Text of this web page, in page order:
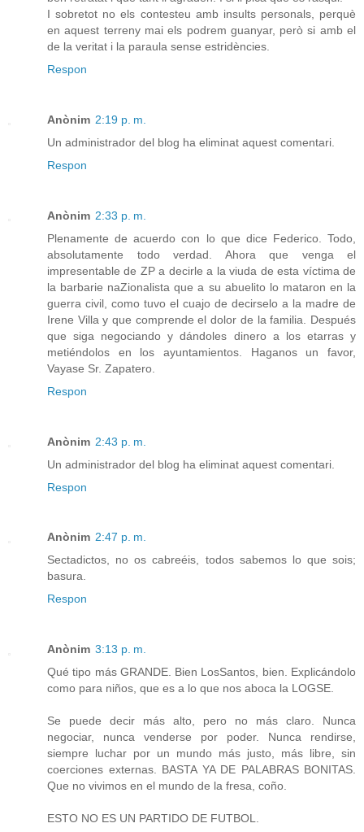
I sobretot no els contesteu amb insults personals, perquè
en aquest terreny mai els podrem guanyar, però si amb el
de la veritat i la paraula sense estridències.
Respon
Anònim 2:19 p. m.
Un administrador del blog ha eliminat aquest comentari.
Respon
Anònim 2:33 p. m.
Plenamente de acuerdo con lo que dice Federico. Todo,
absolutamente todo verdad. Ahora que venga el
impresentable de ZP a decirle a la viuda de esta víctima de
la barbarie naZionalista que a su abuelito lo mataron en la
guerra civil, como tuvo el cuajo de decirselo a la madre de
Irene Villa y que comprende el dolor de la familia. Después
que siga negociando y dándoles dinero a los etarras y
metiéndolos en los ayuntamientos. Haganos un favor,
Vayase Sr. Zapatero.
Respon
Anònim 2:43 p. m.
Un administrador del blog ha eliminat aquest comentari.
Respon
Anònim 2:47 p. m.
Sectadictos, no os cabreéis, todos sabemos lo que sois;
basura.
Respon
Anònim 3:13 p. m.
Qué tipo más GRANDE. Bien LosSantos, bien. Explicándolo
como para niños, que es a lo que nos aboca la LOGSE.
Se puede decir más alto, pero no más claro. Nunca
negociar, nunca venderse por poder. Nunca rendirse,
siempre luchar por un mundo más justo, más libre, sin
coerciones externas. BASTA YA DE PALABRAS BONITAS.
Que no vivimos en el mundo de la fresa, coño.
ESTO NO ES UN PARTIDO DE FUTBOL.